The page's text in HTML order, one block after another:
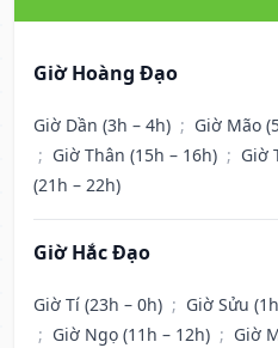
Giờ Hoàng Đạo
Giờ Dần (3h – 4h) ; Giờ Mão
; Giờ Thân (15h – 16h) ; Giờ
(21h – 22h)
Giờ Hắc Đạo
Giờ Tí (23h – 0h) ; Giờ Sửu
; Giờ Ngọ (11h – 12h) ; Giờ